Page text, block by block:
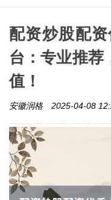
配资炒股配
台：专业推荐
值！
安徽润格 2025-04-08